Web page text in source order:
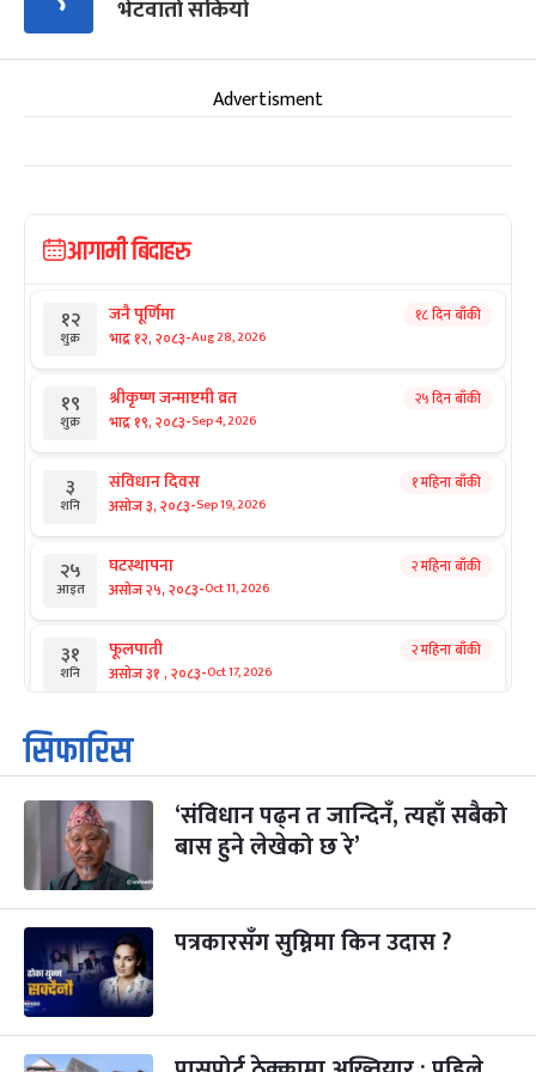
भेटवार्ता सकियो
Advertisment
आगामी बिदाहरु
१२
शुक्र
जनै पूर्णिमा
भाद्र १२, २०८३-Aug 28, 2026
१८ दिन बाँकी
१९
शुक्र
श्रीकृष्ण जन्माष्टमी व्रत
भाद्र १९, २०८३-Sep 4, 2026
२५ दिन बाँकी
३
शनि
संविधान दिवस
असोज ३, २०८३-Sep 19, 2026
१ महिना बाँकी
२५
आइत
घटस्थापना
असोज २५, २०८३-Oct 11, 2026
२ महिना बाँकी
३१
शनि
फूलपाती
असोज ३१ , २०८३-Oct 17, 2026
२ महिना बाँकी
१
आइत
कार्तिक सङ्क्रान्ति
कार्तिक १, २०८३
३
मंगल
महानवमी
कार्तिक ३, २०८३-Oct 20, 2026
२ महिना बाँकी
४
बुध कार्तिक ४, २०८३ Oct 21, 2026
५ पापा‌ङ्कुशा एकादशी व्रत
कार्तिक ५, २०८३
सिफारिस
‘संविधान पढ्न त जान्दिनँ, त्यहाँ सबैको
बास हुने लेखेको छ रे’
पत्रकारसँग सुम्निमा किन उदास ?